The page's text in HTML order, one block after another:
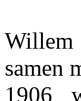
samen
1906